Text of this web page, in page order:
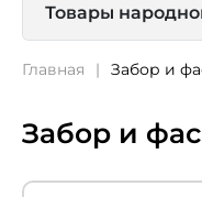
Товары
Главная Забор и
Забор и